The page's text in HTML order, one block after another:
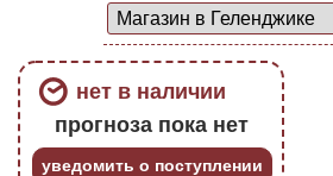
нет в наличии
прогноза пока нет
уведомить о поступлении